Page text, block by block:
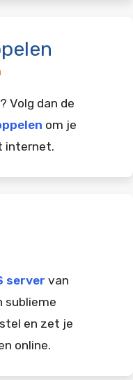
Volg dan de
om je
internet.
server van
sublieme
en zet je
online.